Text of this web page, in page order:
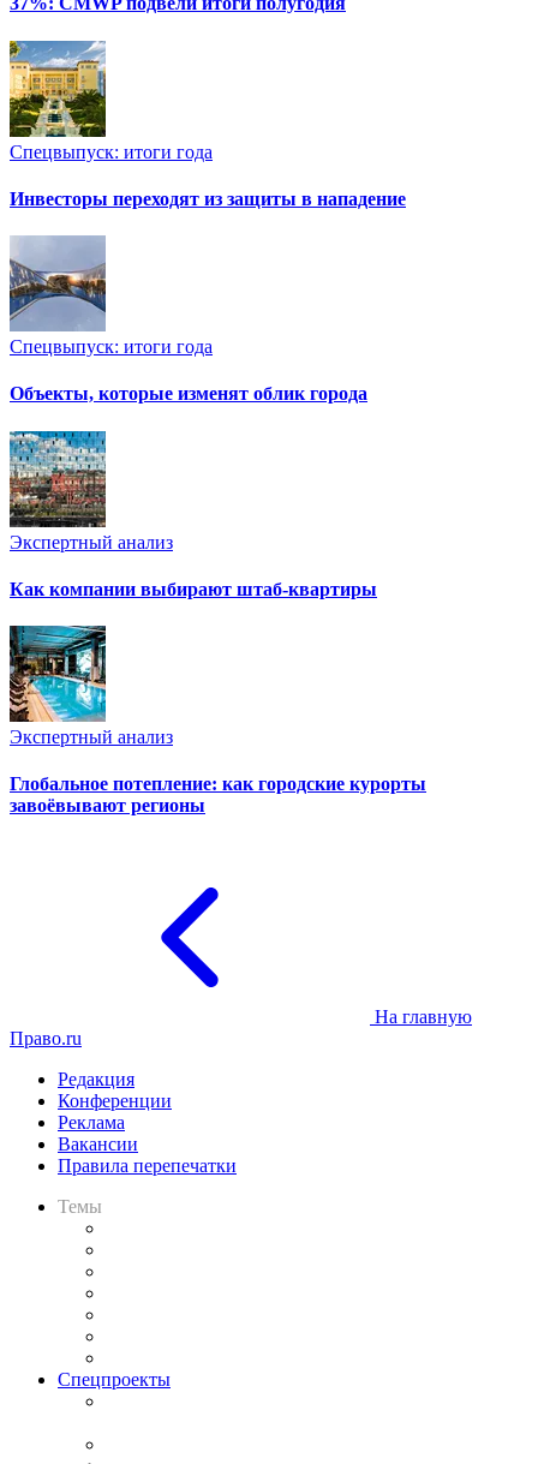
Спецвыпуск: итоги года
Инвесторы переходят из защиты в нападение
Спецвыпуск: итоги года
Объекты, которые изменят облик города
Экспертный анализ
Как компании выбирают штаб-квартиры
Экспертный анализ
Глобальное потепление: как городские курорты
завоёвывают регионы
На главную
Право.ru
Редакция
Конференции
Реклама
Вакансии
Правила перепечатки
Темы
Спецпроекты